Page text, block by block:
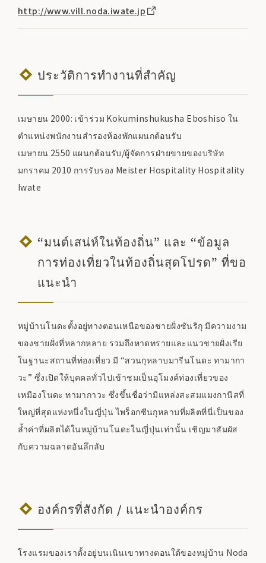
http://www.vill.noda.iwate.jp
ประวัติการทำงานที่สำคัญ
เมษายน 2000: เข้าร่วม Kokuminshukusha Eboshiso ใน
ตำแหน่งพนักงานสำรองห้องพักแผนกต้อนรับ
เมษายน 2550 แผนกต้อนรับ/ผู้จัดการฝ่ายขายของบริษัท
มกราคม 2010 การรับรอง Meister Hospitality Hospitality
Iwate
“มนต์เสน่ห์ในท้องถิ่น” และ “ข้อมูล
การท่องเที่ยวในท้องถิ่นสุดโปรด” ที่ขอ
แนะนำ
หมู่บ้านโนดะตั้งอยู่ทางตอนเหนือของชายฝั่งซันริกุ มีความงาม
ของชายฝั่งที่หลากหลาย รวมถึงหาดทรายและแนวชายฝั่งเรีย
ในฐานะสถานที่ท่องเที่ยว มี “สวนกุหลาบมารีนโนดะ ทามากา
วะ” ซึ่งเปิดให้บุคคลทั่วไปเข้าชมเป็นอุโมงค์ท่องเที่ยวของ
เหมืองโนดะ ทามากาวะ ซึ่งขึ้นชื่อว่ามีแหล่งสะสมแมงกานีสที่
ใหญ่ที่สุดแห่งหนึ่งในญี่ปุ่น ไพร็อกซีนกุหลาบที่ผลิตที่นี่เป็นของ
ล้ำค่าที่ผลิตได้ในหมู่บ้านโนดะในญี่ปุ่นเท่านั้น เชิญมาสัมผัส
กับความฉลาดอันลึกลับ
องค์กรที่สังกัด / แนะนำองค์กร
โรงแรมของเราตั้งอยู่บนเนินเขาทางตอนใต้ของหมู่บ้าน Noda